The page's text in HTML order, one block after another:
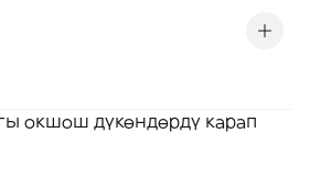
окшош дүкөндөрдү карап